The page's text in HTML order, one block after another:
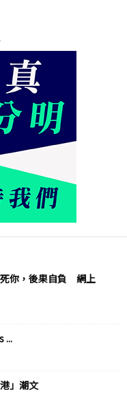
死你，後果自負 網上
...
」潮文